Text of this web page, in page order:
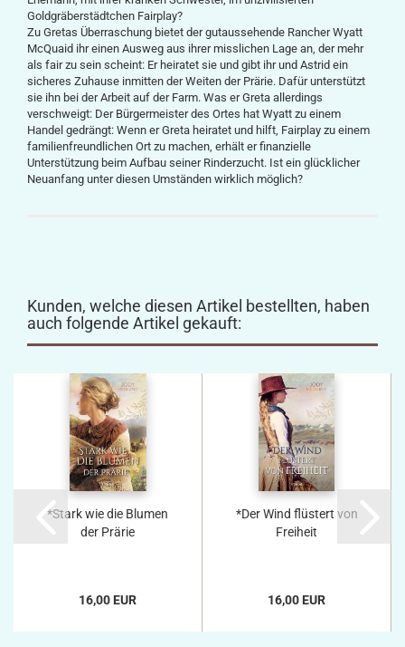
Goldgräberstädtchen Fairplay?
Zu Gretas Überraschung bietet der gutaussehende Rancher Wyatt
McQuaid ihr einen Ausweg aus ihrer misslichen Lage an, der mehr
als fair zu sein scheint: Er heiratet sie und gibt ihr und Astrid ein
sicheres Zuhause inmitten der Weiten der Prärie. Dafür unterstützt
sie ihn bei der Arbeit auf der Farm. Was er Greta allerdings
verschweigt: Der Bürgermeister des Ortes hat Wyatt zu einem
Handel gedrängt: Wenn er Greta heiratet und hilft, Fairplay zu einem
familienfreundlichen Ort zu machen, erhält er finanzielle
Unterstützung beim Aufbau seiner Rinderzucht. Ist ein glücklicher
Neuanfang unter diesen Umständen wirklich möglich?
Kunden, welche diesen Artikel bestellten, haben
auch folgende Artikel gekauft:
*Stark wie die Blumen
der Prärie
16,00 EUR
*Der Wind flüstert von
Freiheit
16,00 EUR